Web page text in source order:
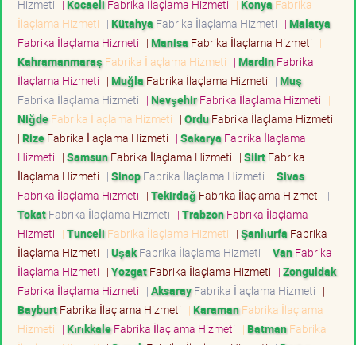
Hizmeti | Kocaeli Fabrika İlaçlama Hizmeti | Konya Fabrika
İlaçlama Hizmeti | Kütahya Fabrika İlaçlama Hizmeti | Malatya
Fabrika İlaçlama Hizmeti | Manisa Fabrika İlaçlama Hizmeti |
Kahramanmaraş Fabrika İlaçlama Hizmeti | MardinFabrika
İlaçlama Hizmeti | Muğla Fabrika İlaçlama Hizmeti | Muş
Fabrika İlaçlama Hizmeti | NevşehirFabrika İlaçlama Hizmeti |
NiğdeFabrika İlaçlama Hizmeti | OrduFabrika İlaçlama Hizmeti
| RizeFabrika İlaçlama Hizmeti | Sakarya Fabrika İlaçlama
Hizmeti | SamsunFabrika İlaçlama Hizmeti | SiirtFabrika
İlaçlama Hizmeti | SinopFabrika İlaçlama Hizmeti | Sivas
Fabrika İlaçlama Hizmeti | Tekirdağ Fabrika İlaçlama Hizmeti |
TokatFabrika İlaçlama Hizmeti | TrabzonFabrika İlaçlama
Hizmeti | Tunceli Fabrika İlaçlama Hizmeti | Şanlıurfa Fabrika
İlaçlama Hizmeti | UşakFabrika İlaçlama Hizmeti | VanFabrika
İlaçlama Hizmeti | YozgatFabrika İlaçlama Hizmeti | Zonguldak
Fabrika İlaçlama Hizmeti | AksarayFabrika İlaçlama Hizmeti |
BayburtFabrika İlaçlama Hizmeti | KaramanFabrika İlaçlama
Hizmeti | KırıkkaleFabrika İlaçlama Hizmeti | BatmanFabrika